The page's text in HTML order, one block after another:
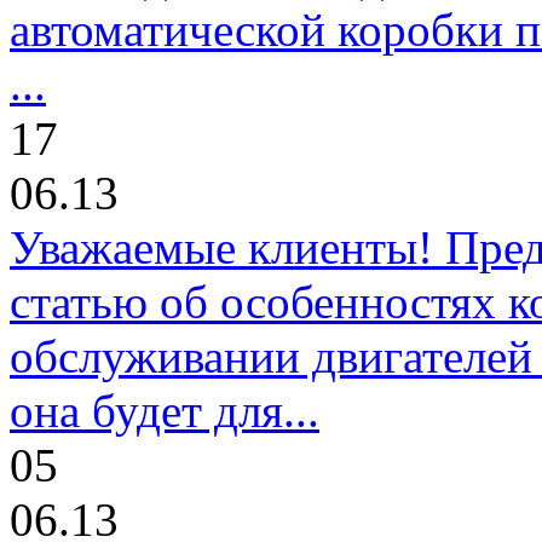
автоматической коробки
...
17
06.13
Уважаемые клиенты!
статью об особенностях
обслуживании
она будет для...
05
06.13